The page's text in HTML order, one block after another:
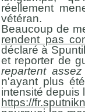
réellement
vétéran.
Beaucoup de
rendent pas
déclaré à
et reporter de
repartent
n'ayant plus
intensité depuis
https://